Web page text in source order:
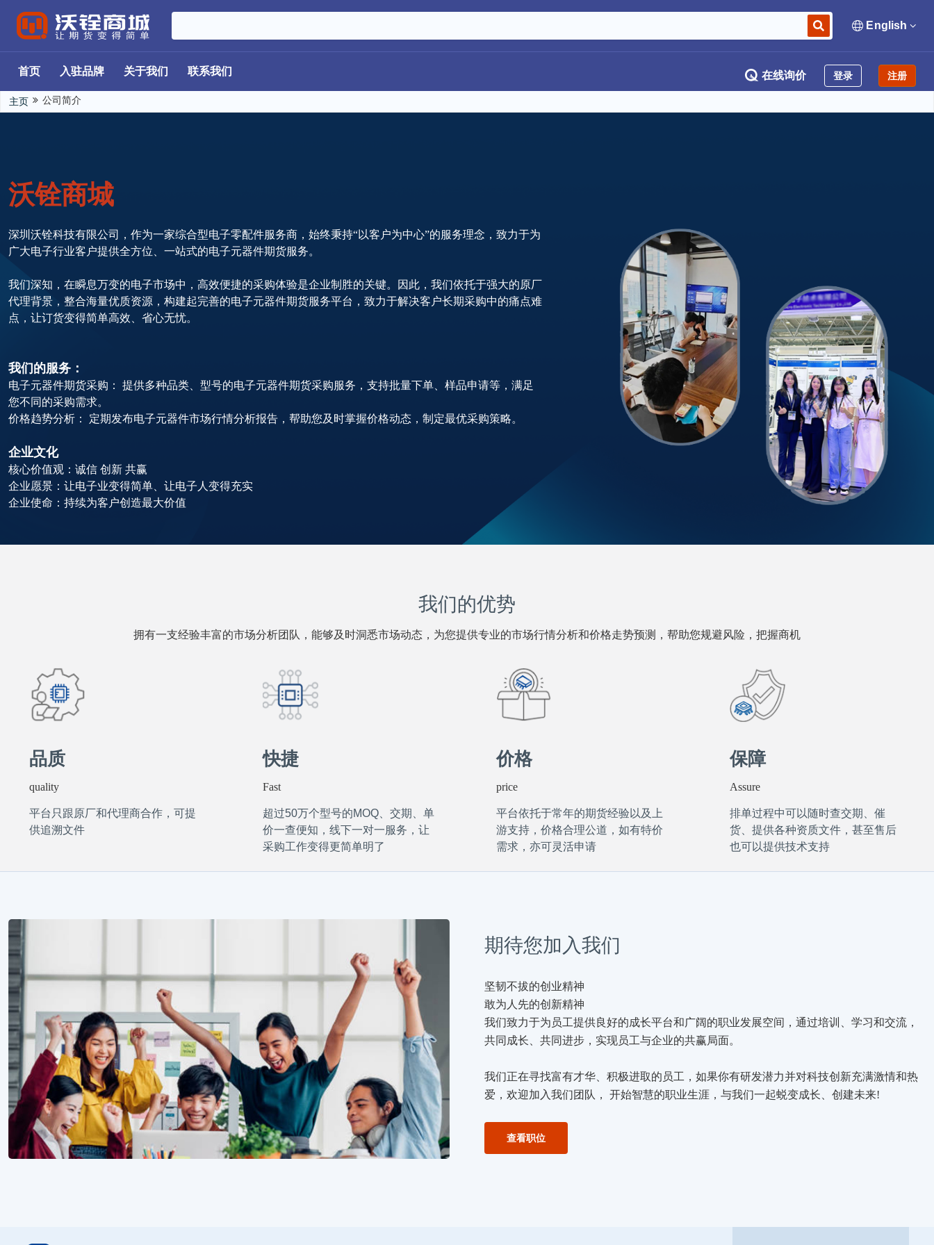
English
首页 入驻品牌 关于我们 联系我们 在线询价 登录 注册
主页 公司简介
沃铨商城
深圳沃铨科技有限公司，作为一家综合型电子零配件服务商，始终秉持“以客户为中心”的服务理念，致力于为
广大电子行业客户提供全方位、一站式的电子元器件期货服务。
我们深知，在瞬息万变的电子市场中，高效便捷的采购体验是企业制胜的关键。因此，我们依托于强大的原厂
代理背景，整合海量优质资源，构建起完善的电子元器件期货服务平台，致力于解决客户长期采购中的痛点难
点，让订货变得简单高效、省心无忧。
我们的服务：
电子元器件期货采购： 提供多种品类、型号的电子元器件期货采购服务，支持批量下单、样品申请等，满足
您不同的采购需求。
价格趋势分析： 定期发布电子元器件市场行情分析报告，帮助您及时掌握价格动态，制定最优采购策略。
企业文化
核心价值观：诚信 创新 共赢
企业愿景：让电子业变得简单、让电子人变得充实
企业使命：持续为客户创造最大价值
我们的优势
拥有一支经验丰富的市场分析团队，能够及时洞悉市场动态，为您提供专业的市场行情分析和价格走势预测，帮助您规避风险，把握商机
品质
quality
平台只跟原厂和代理商合作，可提
供追溯文件
快捷
Fast
超过50万个型号的MOQ、交期、单
价一查便知，线下一对一服务，让
采购工作变得更简单明了
价格
price
平台依托于常年的期货经验以及上
游支持，价格合理公道，如有特价
需求，亦可灵活申请
保障
Assure
排单过程中可以随时查交期、催
货、提供各种资质文件，甚至售后
也可以提供技术支持
期待您加入我们
坚韧不拔的创业精神
敢为人先的创新精神
我们致力于为员工提供良好的成长平台和广阔的职业发展空间，通过培训、学习和交流，
共同成长、共同进步，实现员工与企业的共赢局面。
我们正在寻找富有才华、积极进取的员工，如果你有研发潜力并对科技创新充满激情和热
爱，欢迎加入我们团队， 开始智慧的职业生涯，与我们一起蜕变成长、创建未来!
查看职位